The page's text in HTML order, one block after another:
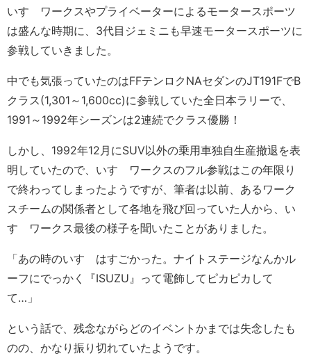
いすゞワークスやプライベーターによるモータースポーツ
は盛んな時期に、3代目ジェミニも早速モータースポーツに
参戦していきました。
中でも気張っていたのはFFテンロクNAセダンのJT191FでB
クラス(1,301～1,600cc)に参戦していた全日本ラリーで、
1991～1992年シーズンは2連続でクラス優勝！
しかし、1992年12月にSUV以外の乗用車独自生産撤退を表
明していたので、いすゞワークスのフル参戦はこの年限り
で終わってしまったようですが、筆者は以前、あるワーク
スチームの関係者として各地を飛び回っていた人から、い
すゞワークス最後の様子を聞いたことがありました。
「あの時のいすゞはすごかった。ナイトステージなんかル
ーフにでっかく『ISUZU』って電飾してピカピカして
て…」
という話で、残念ながらどのイベントかまでは失念したも
のの、かなり振り切れていたようです。